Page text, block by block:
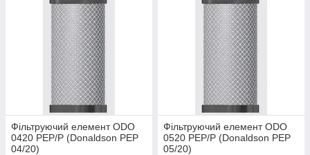
Фільтруючий елемент ODO
0420 PEP/P (Donaldson PEP
04/20)
Фільтруючий елемент ODO
0520 PEP/P (Donaldson PEP
05/20)